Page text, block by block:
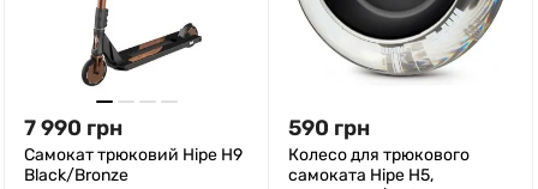
7 990 грн
Самокат трюковий Hipe H9
Black/Bronze
590 грн
Колесо для трюкового
самоката Hipe H5,